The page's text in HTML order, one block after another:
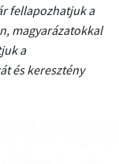
fellapozhatjuk a
magyarázatokkal
a
és keresztény